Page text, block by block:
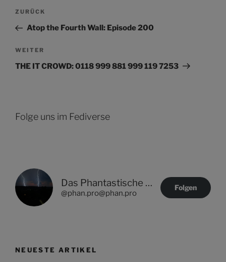
Beitragsnavigation
Vorheriger
Beitrag
ZURÜCK
Atop the Fourth Wall: Episode 200
Nächster
Beitrag
WEITER
THE IT CROWD: 0118 999 881 999 119 7253
Folge uns im Fediverse
Das Phantastische Projekt - PHAN.PRO
@phan.pro@phan.pro
Folgen
NEUESTE ARTIKEL